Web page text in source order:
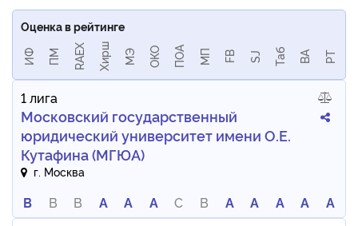
Оценка в рейтинге
ИФ ПМ RAEX Хирш МЭ ОКО ПОА МП FB SJ Таб BA РТ
1 лига
Московский государственный
юридический университет имени О.Е.
Кутафина (МГЮА)
г. Москва
B B B A A A C B A A A A
A